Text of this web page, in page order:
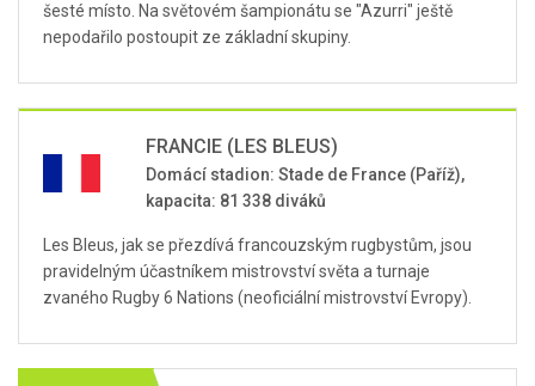
šesté místo. Na světovém šampionátu se "Azurri" ještě
nepodařilo postoupit ze základní skupiny.
FRANCIE (LES BLEUS)
Domácí stadion: Stade de France (Paříž),
kapacita: 81 338 diváků
Les Bleus, jak se přezdívá francouzským rugbystům, jsou
pravidelným účastníkem mistrovství světa a turnaje
zvaného Rugby 6 Nations (neoficiální mistrovství Evropy).